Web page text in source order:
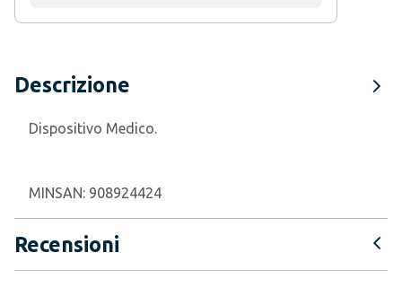
Descrizione
Dispositivo Medico.
MINSAN: 908924424
Recensioni